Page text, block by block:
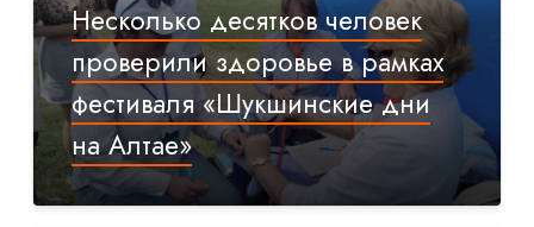
Несколько десятков человек
проверили здоровье в рамках
фестиваля «Шукшинские дни
на Алтае»